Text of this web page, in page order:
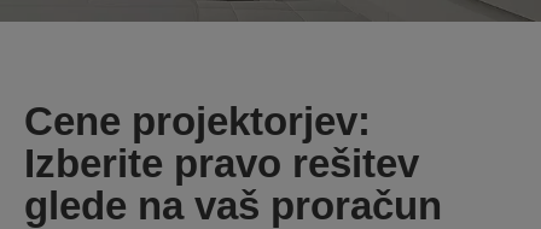
Cene projektorjev:
Izberite pravo rešitev
glede na vaš proračun